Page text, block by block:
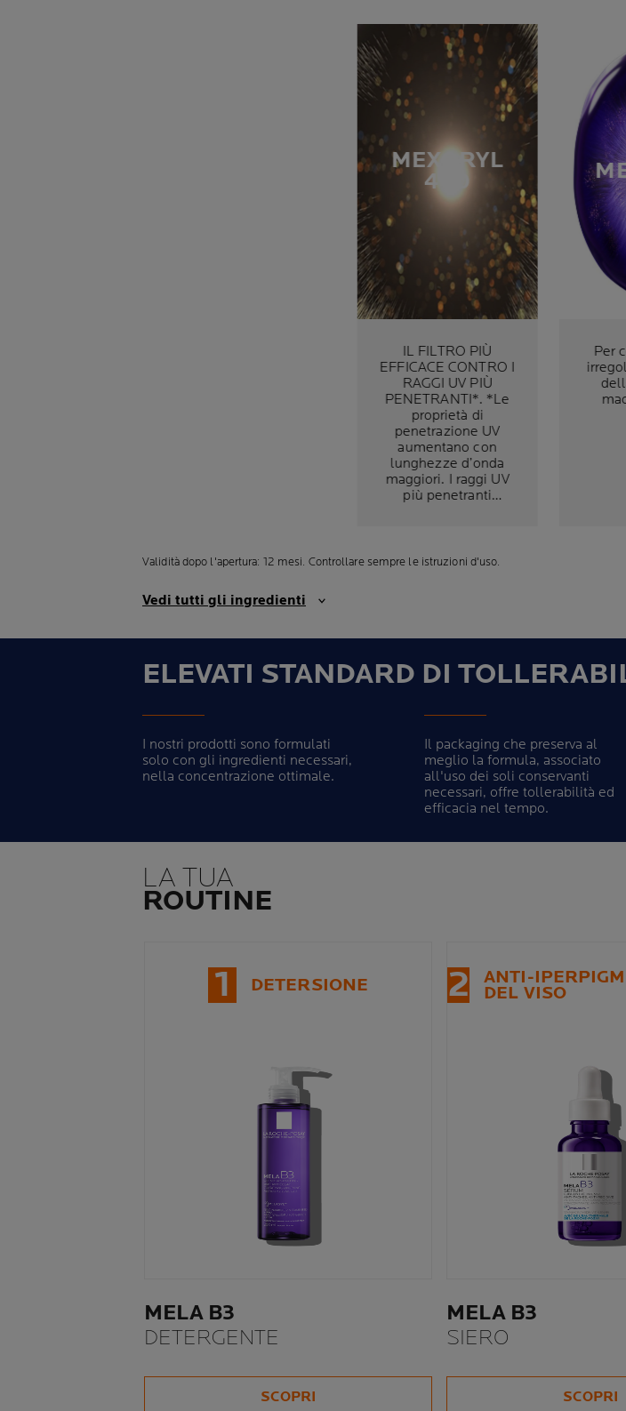
MEXORYL
400
IL FILTRO PIÙ
EFFICACE CONTRO I
RAGGI UV PIÙ
PENETRANTI*. *Le
proprietà di
penetrazione UV
aumentano con
lunghezze d’onda
maggiori. I raggi UV
più penetranti
chiamiamo UVA ultra
Per
Validità dopo l'apertura: 12 mesi. Controllare sempre le istruzioni d'uso.
Vedi tutti gli ingredienti
ELEVATI STANDARD DI
I nostri prodotti sono formulati
solo con gli ingredienti necessari,
nella concentrazione ottimale.
Il packaging che preserva al
meglio la formula, associato
all'uso dei soli conservanti
necessari, offre tollerabilità ed
efficacia nel tempo.
LA TUA
ROUTINE
1 DETERSIONE
MELA B3
DETERGENTE
SCOPRI
2 ANTI-
DEL VISO
MELA B3
SIERO
SCOPRI